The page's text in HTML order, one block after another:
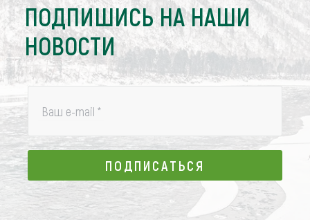
ПОДПИШИСЬ НА НАШИ
НОВОСТИ
Ваш e-mail *
ПОДПИСАТЬСЯ
ПОДПИСАТЬСЯ